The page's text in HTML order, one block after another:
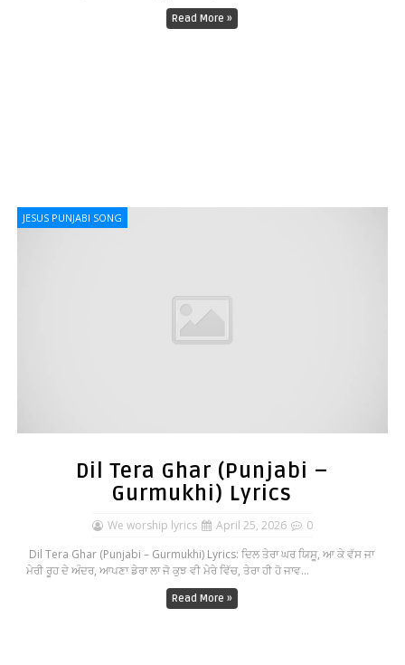
Read More »
JESUS PUNJABI SONG
Dil Tera Ghar (Punjabi –
Gurmukhi) Lyrics
We worship lyrics April 25, 2026
0
Dil Tera Ghar (Punjabi – Gurmukhi) Lyrics: ਦਿਲ ਤੇਰਾ ਘਰ ਯਿਸੂ, ਆ ਕੇ ਵੱਸ ਜਾ
ਮੇਰੀ ਰੂਹ ਦੇ ਅੰਦਰ, ਆਪਣਾ ਡੇਰਾ ਲਾ ਜੋ ਕੁਝ ਵੀ ਮੇਰੇ ਵਿੱਚ, ਤੇਰਾ ਹੀ ਹੋ ਜਾਵ...
Read More »